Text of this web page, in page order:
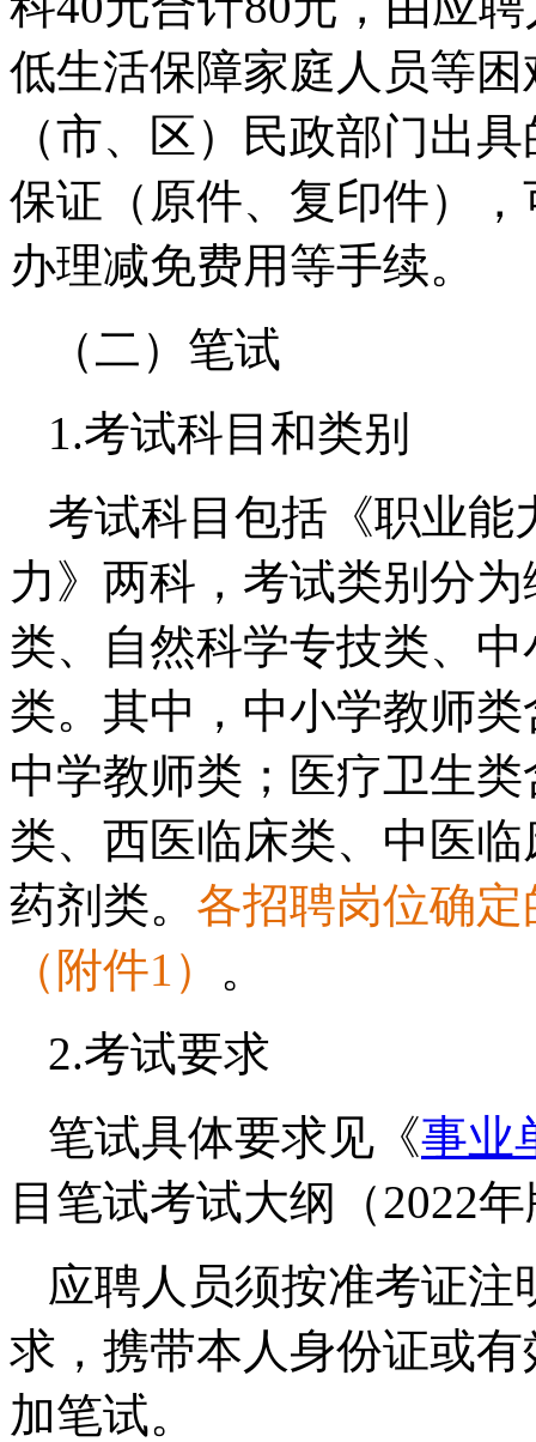
低生活保障家庭人员等
（市、区）民政部门出
保证（原件、复印件）
办理减免费用等手续。
（二）笔试
1.考试科目和类别
考试科目包括《职业能
力》两科，考试类别分
类、自然科学专技类、
类。其中，中小学教师
中学教师类；医疗卫生
类、西医临床类、中医
药剂类。 各招聘岗位确
（附件1） 。
2.考试要求
笔试具体要求见《事业
目笔试考试大纲（2022
应聘人员须按准考证
求，携带本人身份证或
加笔试。